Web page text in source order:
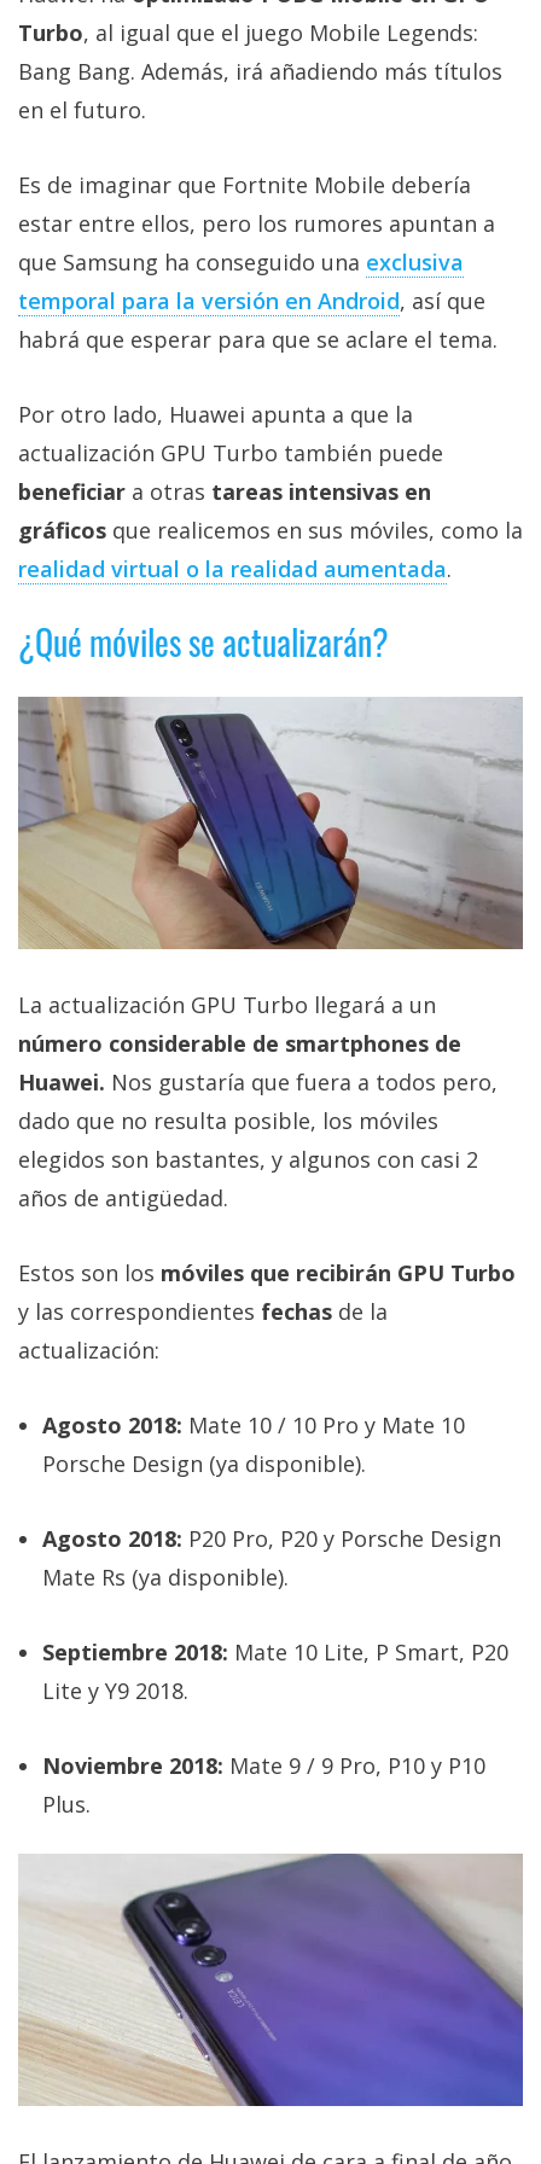
Informático
(CC) 2006-
2026.Algunos
derechos
reservados.
Turbo, al igual que el juego Mobile Legends:
Bang Bang. Además, irá añadiendo más títulos
en el futuro.
Es de imaginar que Fortnite Mobile debería
estar entre ellos, pero los rumores apuntan a
que Samsung ha conseguido una exclusiva
temporal para la versión en Android, así que
habrá que esperar para que se aclare el tema.
Por otro lado, Huawei apunta a que la
actualización GPU Turbo también puede
beneficiar a otras tareas intensivas en
gráficos que realicemos en sus móviles, como la
realidad virtual o la realidad aumentada.
¿Qué móviles se actualizarán?
La actualización GPU Turbo llegará a un
número considerable de smartphones de
Huawei. Nos gustaría que fuera a todos pero,
dado que no resulta posible, los móviles
elegidos son bastantes, y algunos con casi 2
años de antigüedad.
Estos son los móviles que recibirán GPU Turbo
y las correspondientes fechas de la
actualización:
Agosto 2018: Mate 10 / 10 Pro y Mate 10
Porsche Design (ya disponible).
Agosto 2018: P20 Pro, P20 y Porsche Design
Mate Rs (ya disponible).
Septiembre 2018: Mate 10 Lite, P Smart, P20
Lite y Y9 2018.
Noviembre 2018: Mate 9 / 9 Pro, P10 y P10
Plus.